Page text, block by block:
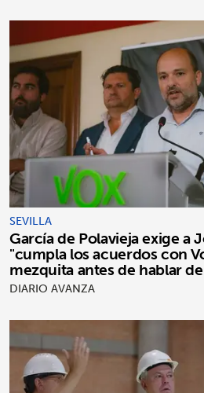
SEVILLA
García de Polavieja exige a
"cumpla los acuerdos con
mezquita antes de hablar
DIARIO AVANZA